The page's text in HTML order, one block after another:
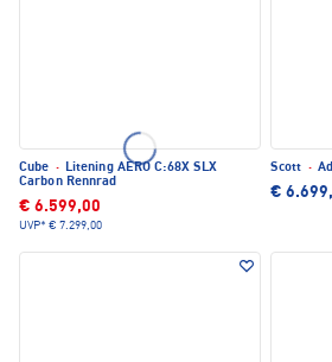
Cube · Litening AERO C:68X SLX
Carbon Rennrad
€ 6.599,00
UVP* € 7.299,00
Scott ·
€